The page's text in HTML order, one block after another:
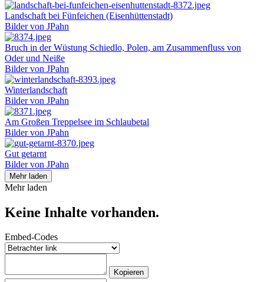
Landschaft bei Fünfeichen (Eisenhüttenstadt)
Bilder von JPahn
Bruch in der Wüstung Schiedlo, Polen, am Zusammenfluss von
Oder und Neiße
Bilder von JPahn
Winterlandschaft
Bilder von JPahn
Am Großen Treppelsee im Schlaubetal
Bilder von JPahn
Gut getarnt
Bilder von JPahn
Mehr laden
Mehr laden
Keine Inhalte vorhanden.
Embed-Codes
Kopieren